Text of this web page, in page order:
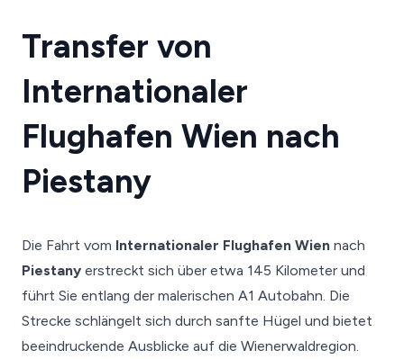
Transfer von
Internationaler
Flughafen Wien nach
Piestany
Die Fahrt vom Internationaler Flughafen Wien nach
Piestany erstreckt sich über etwa 145 Kilometer und
führt Sie entlang der malerischen A1 Autobahn. Die
Strecke schlängelt sich durch sanfte Hügel und bietet
beeindruckende Ausblicke auf die Wienerwaldregion.